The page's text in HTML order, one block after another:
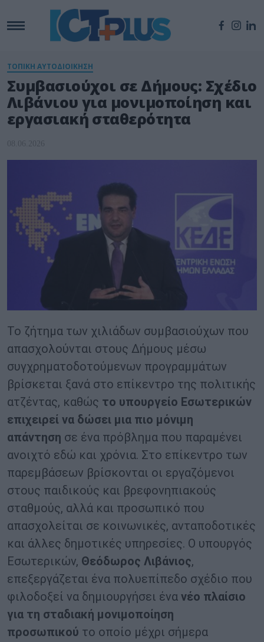
ΤΟΠΙΚΗ ΑΥΤΟΔΙΟΙΚΗΣΗ
Συμβασιούχοι σε Δήμους: Σχέδιο
Λιβάνιου για μονιμοποίηση και
εργασιακή σταθερότητα
08.06.2026
Το ζήτημα των χιλιάδων συμβασιούχων που
απασχολούνται στους Δήμους μέσω
συγχρηματοδοτούμενων προγραμμάτων
βρίσκεται ξανά στο επίκεντρο της πολιτικής
ατζέντας, καθώς το υπουργείο Εσωτερικών
επιχειρεί να δώσει μια πιο μόνιμη
απάντηση σε ένα πρόβλημα που παραμένει
ανοιχτό εδώ και χρόνια. Στο επίκεντρο των
παρεμβάσεων βρίσκονται οι εργαζόμενοι
στους παιδικούς και βρεφονηπιακούς
σταθμούς, αλλά και προσωπικό που
απασχολείται σε κοινωνικές, ανταποδοτικές
και άλλες δημοτικές υπηρεσίες. Ο υπουργός
Εσωτερικών, Θεόδωρος Λιβάνιος,
επεξεργάζεται ένα πολυεπίπεδο σχέδιο που
φιλοδοξεί να δημιουργήσει ένα νέο πλαίσιο
για τη σταδιακή μονιμοποίηση
προσωπικού το οποίο μέχρι σήμερα